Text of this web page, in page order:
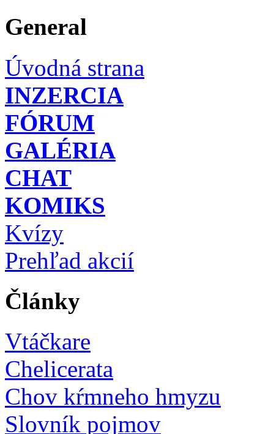
General
Úvodná strana
INZERCIA
FÓRUM
GALÉRIA
CHAT
KOMIKS
Kvízy
Prehľad akcií
Články
Vtáčkare
Chelicerata
Chov kŕmneho hmyzu
Slovník pojmov